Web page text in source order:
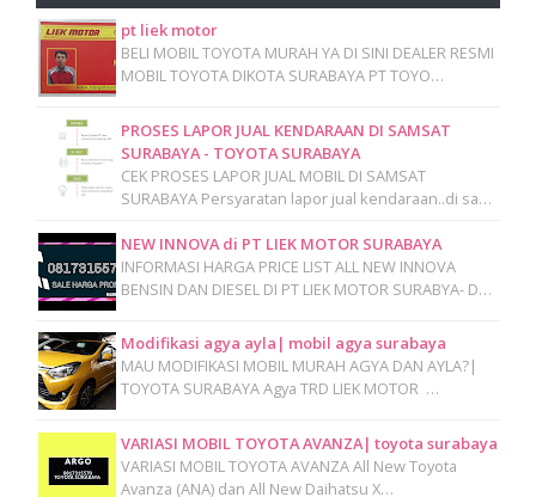
pt liek motor
BELI MOBIL TOYOTA MURAH YA DI SINI DEALER RESMI
MOBIL TOYOTA DIKOTA SURABAYA PT TOYO…
PROSES LAPOR JUAL KENDARAAN DI SAMSAT
SURABAYA - TOYOTA SURABAYA
CEK PROSES LAPOR JUAL MOBIL DI SAMSAT
SURABAYA Persyaratan lapor jual kendaraan..di sa…
NEW INNOVA di PT LIEK MOTOR SURABAYA
INFORMASI HARGA PRICE LIST ALL NEW INNOVA
BENSIN DAN DIESEL DI PT LIEK MOTOR SURABYA- D…
Modifikasi agya ayla| mobil agya surabaya
MAU MODIFIKASI MOBIL MURAH AGYA DAN AYLA?|
TOYOTA SURABAYA Agya TRD LIEK MOTOR …
VARIASI MOBIL TOYOTA AVANZA| toyota surabaya
VARIASI MOBIL TOYOTA AVANZA All New Toyota
Avanza (ANA) dan All New Daihatsu X…